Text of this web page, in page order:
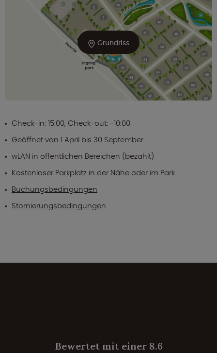
Grundriss
Check-in: 15:00, Check-out: -10:00
Geöffnet von 1 April bis 30 September
wLAN in öffentlichen Bereichen (bezahlt)
Kostenloser Parkplatz in der Nähe oder im Park
Buchungsbedingungen
Stornierungsbedingungen
Bewertet mit einer 8.6